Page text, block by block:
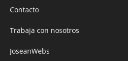
Contacto
Trabaja con nosotros
JoseanWebs